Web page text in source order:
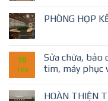
PHÒNG HỌP
10
TH9
Sửa chữa, bảo
tim, máy phục
HOÀN THIỆN